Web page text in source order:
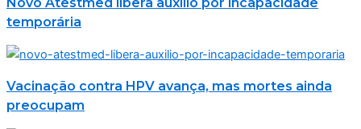
temporária
Vacinação contra HPV avança, mas mortes ainda
preocupam